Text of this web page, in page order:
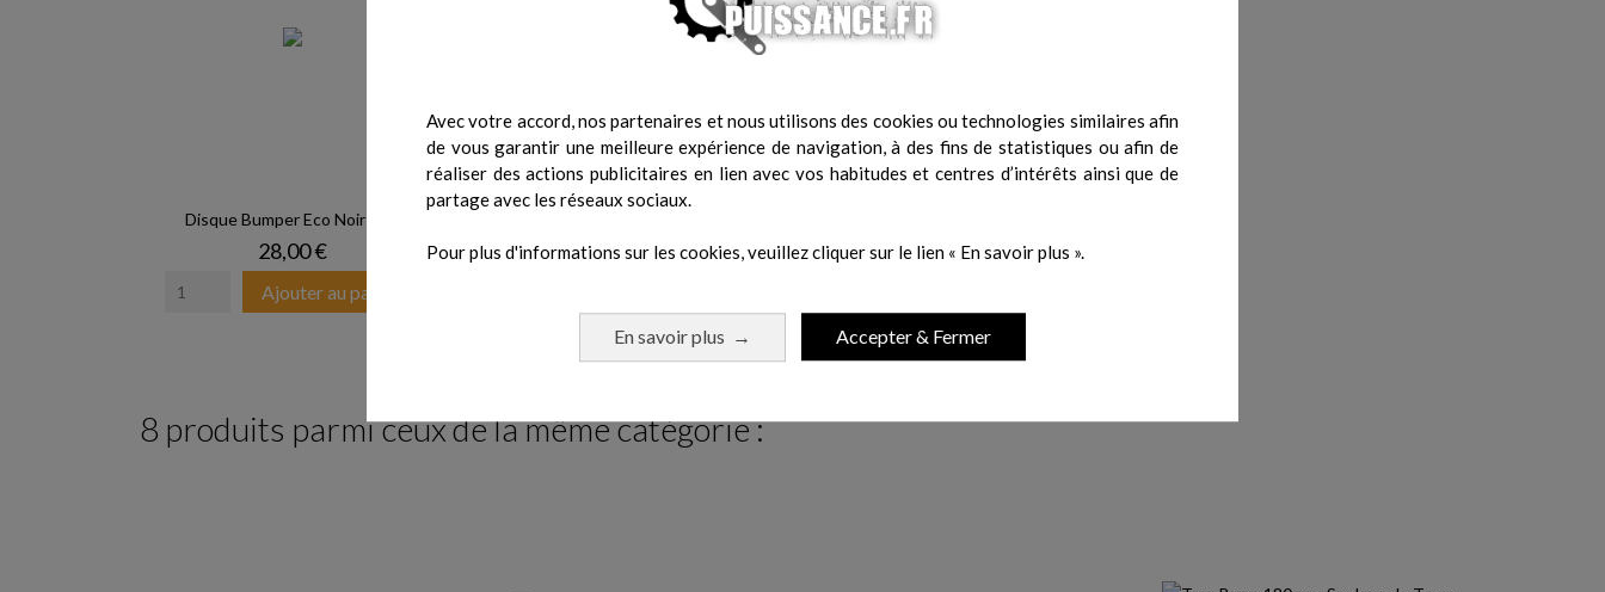
Avec votre accord, nos partenaires et nous utilisons des cookies ou technologies similaires afin
de vous garantir une meilleure expérience de navigation, à des fins de statistiques ou afin de
réaliser des actions publicitaires en lien avec vos habitudes et centres d’intérêts ainsi que de
partage avec les réseaux sociaux.
Pour plus d'informations sur les cookies, veuillez cliquer sur le lien « En savoir plus ».
En savoir plus → Accepter & Fermer
Disque Bumper Eco Noir 5 kg
Prix
28,00 €
Ajouter au panier
Prix
48,00 €
8 produits parmi ceux de la même catégorie :